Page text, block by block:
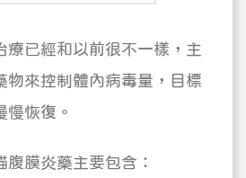
療已經和以前很不一樣，主
物來控制體內病毒量，目標
慢恢復。
腹膜炎藥主要包含：